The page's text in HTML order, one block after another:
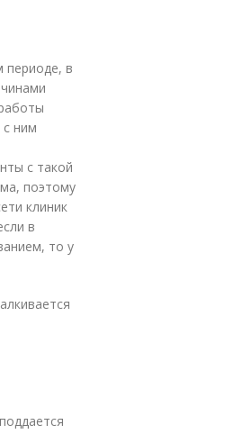
периоде, в
ним
с такой
поэтому
клиник
в
то у